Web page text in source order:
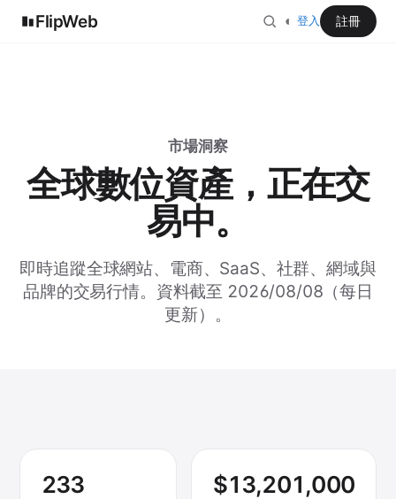
FlipWeb ◐ 登入 註冊
市場洞察
全球數位資產，正在交
易中。
即時追蹤全球網站、電商、SaaS、社群、網域與
品牌的交易行情。資料截至 2026/08/08（每日
更新）。
233 $13,201,000